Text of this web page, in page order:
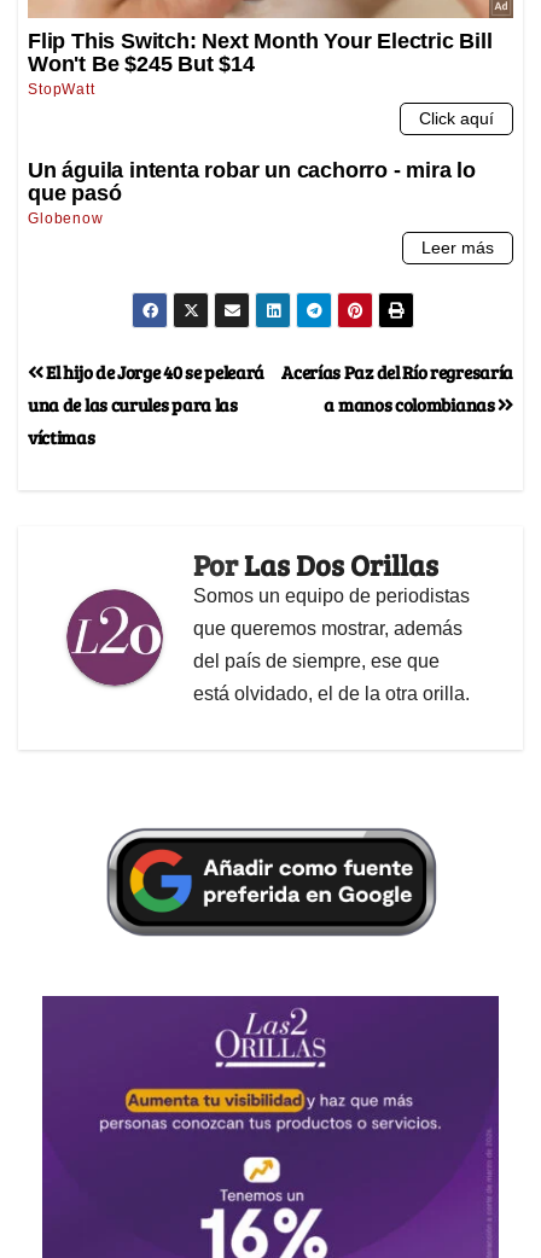
Acerías Paz del Río regresaría
a manos colombianas
El hijo de Jorge 40 se peleará
una de las curules para las
víctimas
PorLas Dos Orillas
Somos un equipo de periodistas
que queremos mostrar, además
del país de siempre, ese que
está olvidado, el de la otra orilla.